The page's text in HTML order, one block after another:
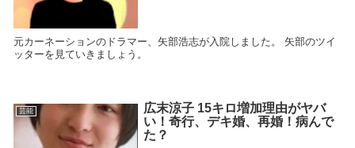
元カーネーションのドラマー、矢部浩志が入院しました。 矢部のツイ
ッターを見ていきましょう。
芸能
広末涼子 15キロ増加理由がヤバ
い！奇行、デキ婚、再婚！病んで
た？